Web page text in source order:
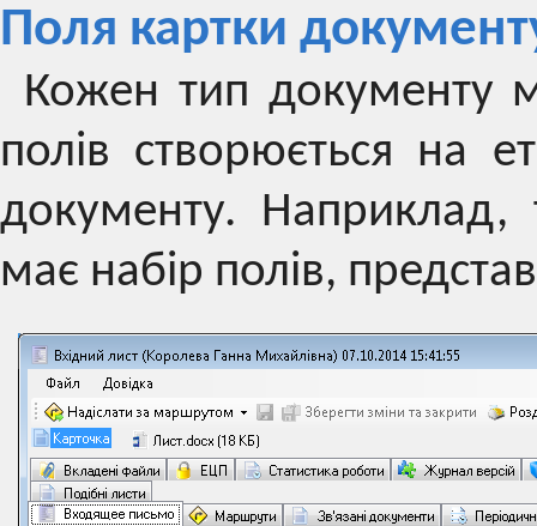
Поля картки
Кожен тип документу
полів створюється на
документу. Наприклад,
має набір полів,